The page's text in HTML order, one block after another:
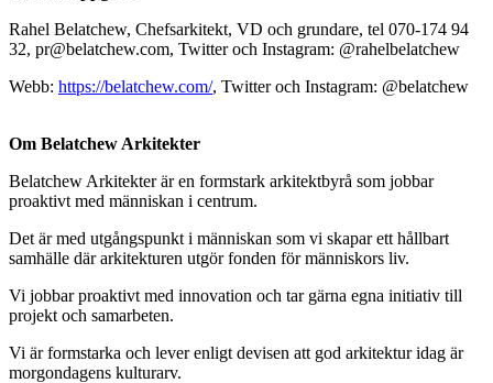
Rahel Belatchew, Chefsarkitekt, VD och grundare, tel 070-174 94
32, pr@belatchew.com, Twitter och Instagram: @rahelbelatchew
Webb: https://belatchew.com/, Twitter och Instagram: @belatchew
Om Belatchew Arkitekter
Belatchew Arkitekter är en formstark arkitektbyrå som jobbar
proaktivt med människan i centrum.
Det är med utgångspunkt i människan som vi skapar ett hållbart
samhälle där arkitekturen utgör fonden för människors liv.
Vi jobbar proaktivt med innovation och tar gärna egna initiativ till
projekt och samarbeten.
Vi är formstarka och lever enligt devisen att god arkitektur idag är
morgondagens kulturarv.